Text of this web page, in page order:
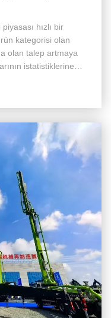
hızlı bir
kategorisi olan
olan talep artmaya
istatistiklerine